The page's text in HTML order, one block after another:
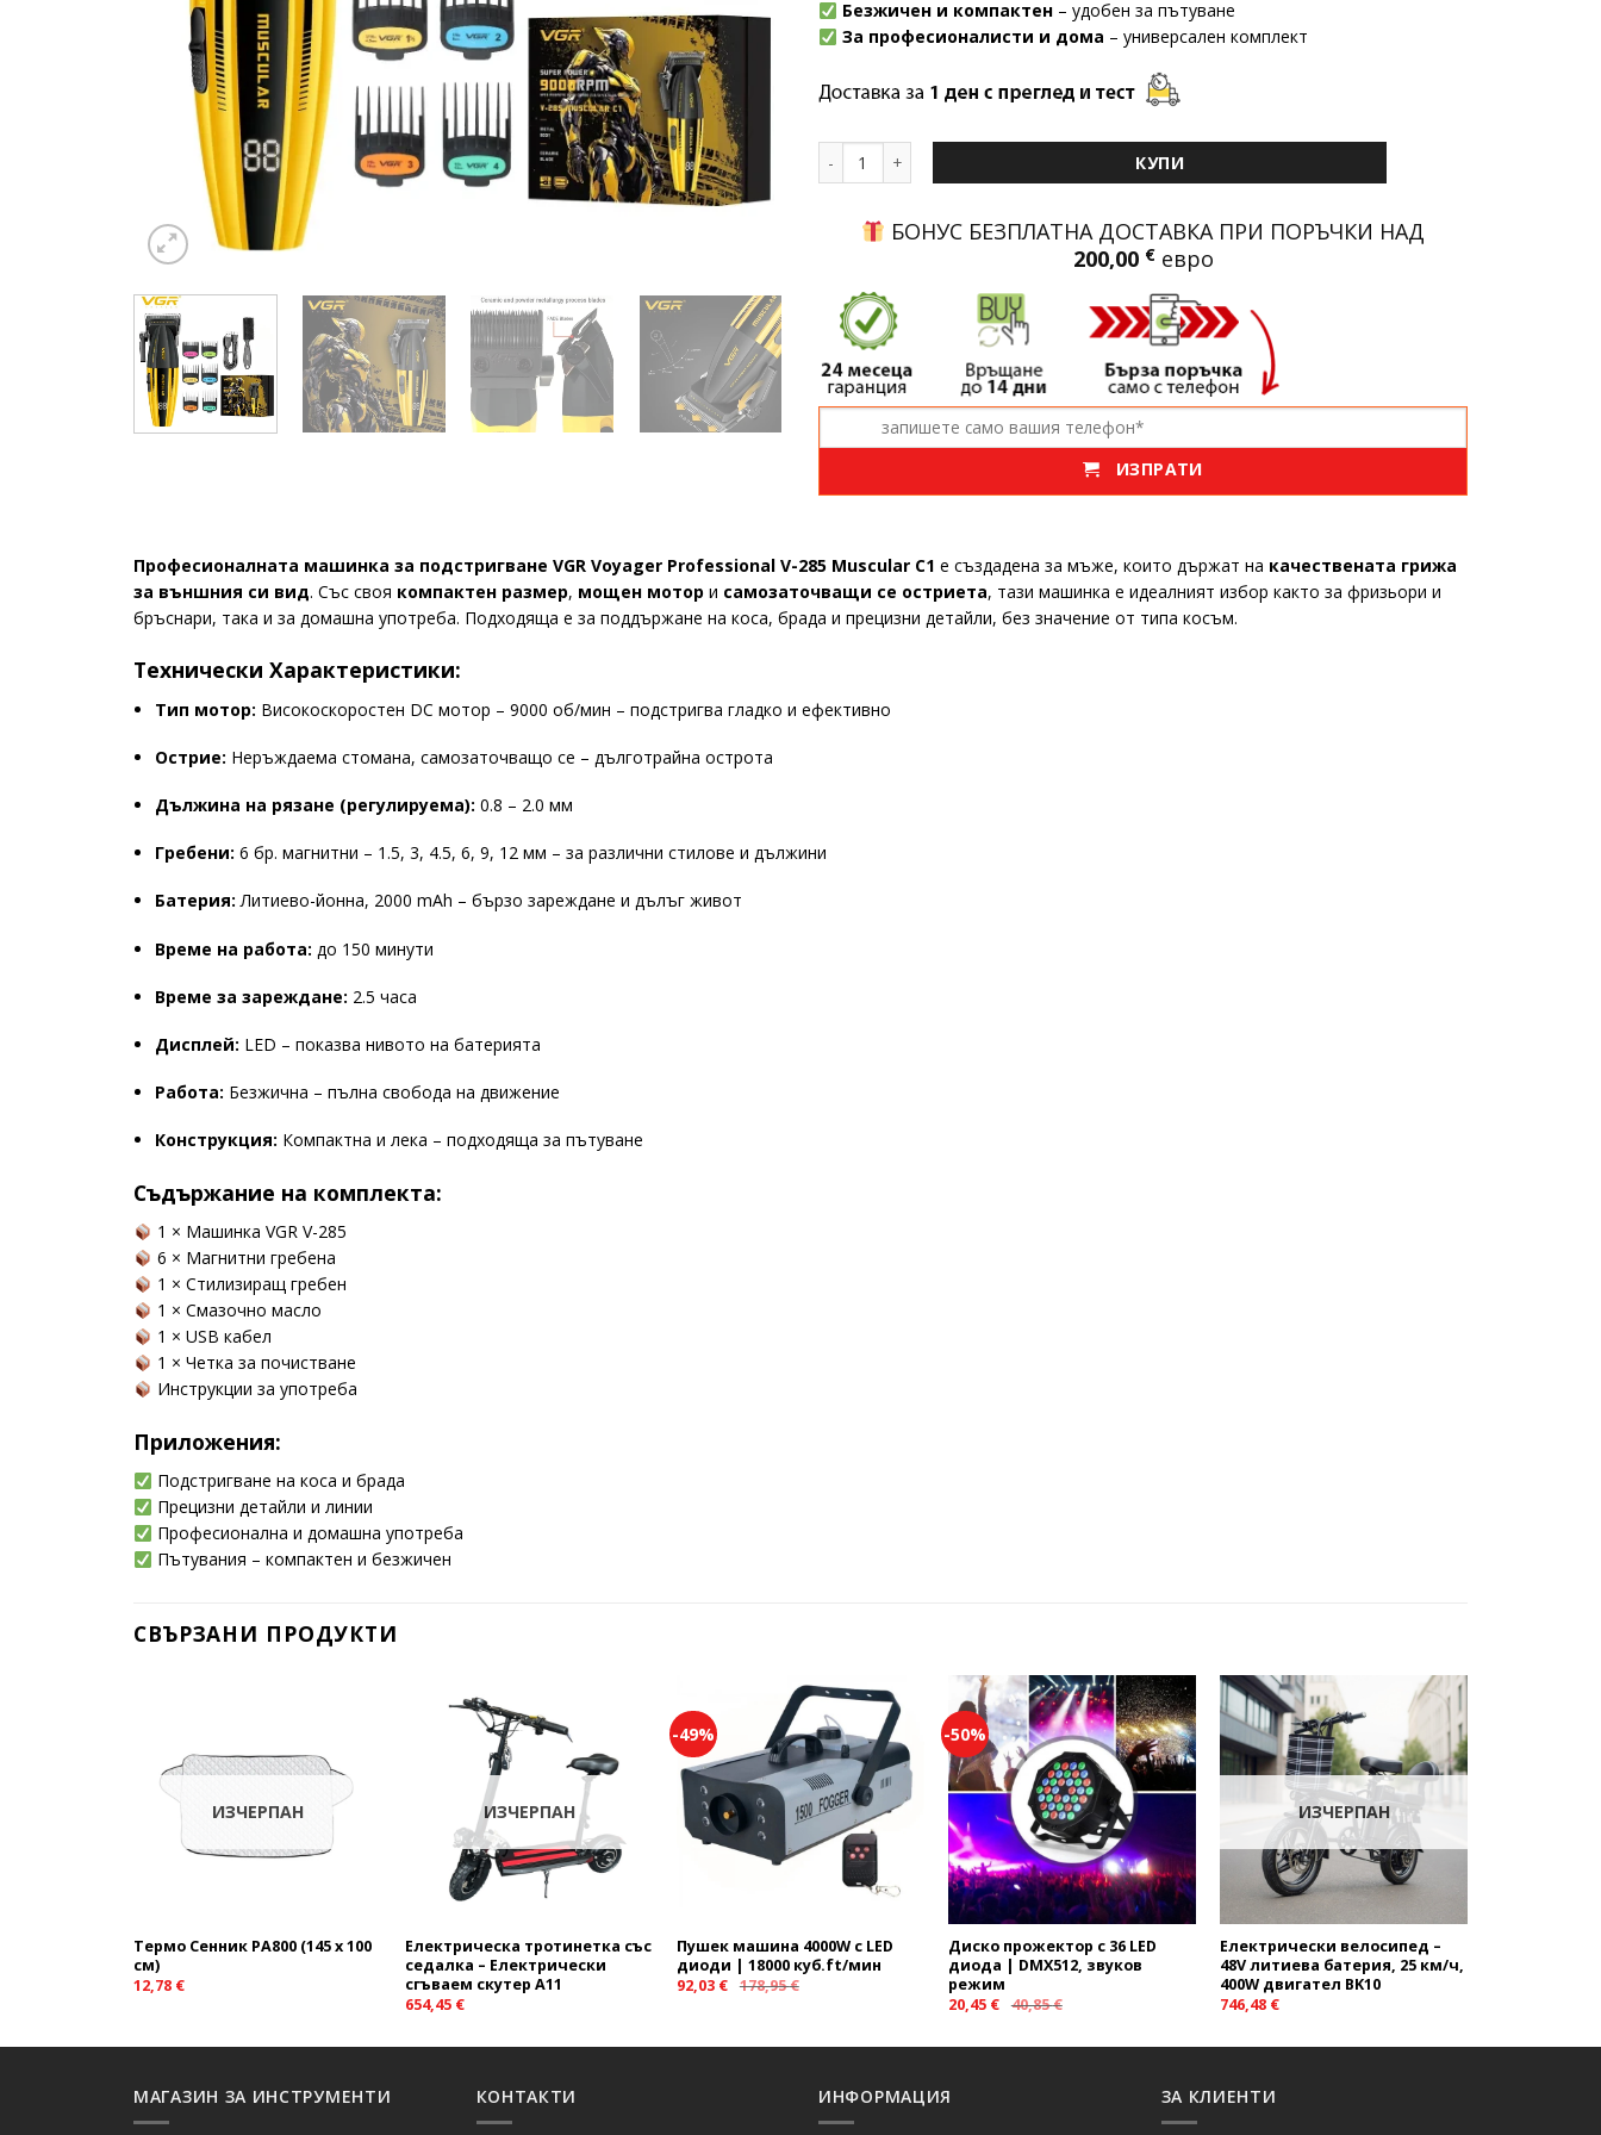
Безжичен и компактен– удобен за пътуване
За професионалисти и дома – универсален комплект
КУПИ
БОНУС БЕЗПЛАТНА ДОСТАВКА ПРИ ПОРЪЧКИ НАД
200,00 €евро
ИЗПРАТИ
Професионалната машинка за подстригване VGR Voyager Professional V-285 Muscular C1 е създадена за мъже, които държат на качествената грижа
за външния си вид. Със своя компактен размер, мощен мотор и самозаточващи се остриета, тази машинка е идеалният избор както за фризьори и
бръснари, така и за домашна употреба. Подходяща е за поддържане на коса, брада и прецизни детайли, без значение от типа косъм.
Технически Характеристики:
Тип мотор: Високоскоростен DC мотор – 9000 об/мин – подстригва гладко и ефективно
Острие: Неръждаема стомана, самозаточващо се – дълготрайна острота
Дължина на рязане (регулируема): 0.8 – 2.0 мм
Гребени: 6 бр. магнитни – 1.5, 3, 4.5, 6, 9, 12 мм – за различни стилове и дължини
Батерия: Литиево-йонна, 2000 mAh – бързо зареждане и дълъг живот
Време на работа: до 150 минути
Време за зареждане: 2.5 часа
Дисплей: LED – показва нивото на батерията
Работа: Безжична – пълна свобода на движение
Конструкция: Компактна и лека – подходяща за пътуване
Съдържание на комплекта:
1 × Машинка VGR V-285
6 × Магнитни гребена
1 × Стилизиращ гребен
1 × Смазочно масло
1 × USB кабел
1 × Четка за почистване
Инструкции за употреба
Приложения:
Подстригване на коса и брада
Прецизни детайли и линии
Професионална и домашна употреба
Пътувания – компактен и безжичен
СВЪРЗАНИ ПРОДУКТИ
Add to
wishlist
ИЗЧЕРПАН
Термо Сенник PA800 (145 x 100
см)
12,78 €
Add to
ИЗЧЕРПАН
Електрическа тротинетка със
седалка – Електрически
сгъваем скутер A11
654,45 €
-49%
Add to
wishlist
Пушек машина 4000W с LED
диоди | 18000 куб.ft/мин
92,03 € 178,95€
-50%
Add to
wishlist
Диско прожектор с 36 LED
диода | DMX512, звуков
режим
20,45 € 40,85€
Add to
wishlist
ИЗЧЕРПАН
Електрически велосипед –
48V литиева батерия, 25 км/ч,
400W двигател BK10
746,48 €
МАГАЗИН ЗА ИНСТРУМЕНТИ КОНТАКТИ ИНФОРМАЦИЯ ЗА КЛИЕНТИ